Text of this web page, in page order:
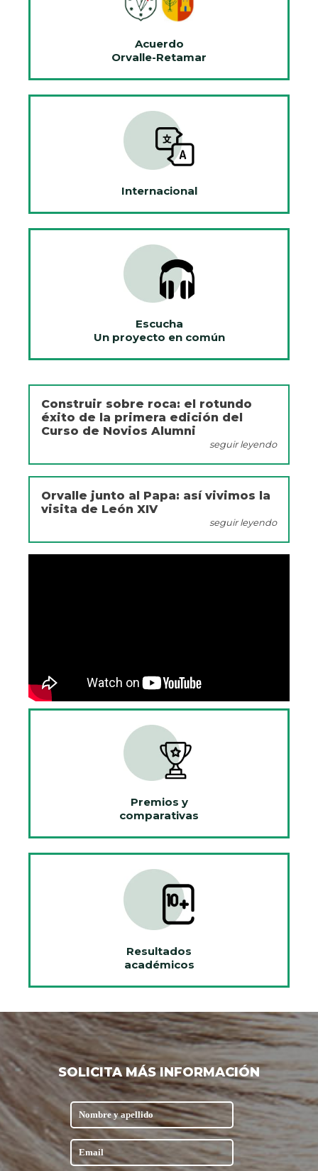
Acuerdo
Orvalle-Retamar
Internacional
Escucha
Un proyecto en común
Construir sobre roca: el rotundo
éxito de la primera edición del
Curso de Novios Alumni
seguir leyendo
Orvalle junto al Papa: así vivimos la
visita de León XIV
seguir leyendo
Premios y
comparativas
Resultados
académicos
SOLICITA MÁS INFORMACIÓN